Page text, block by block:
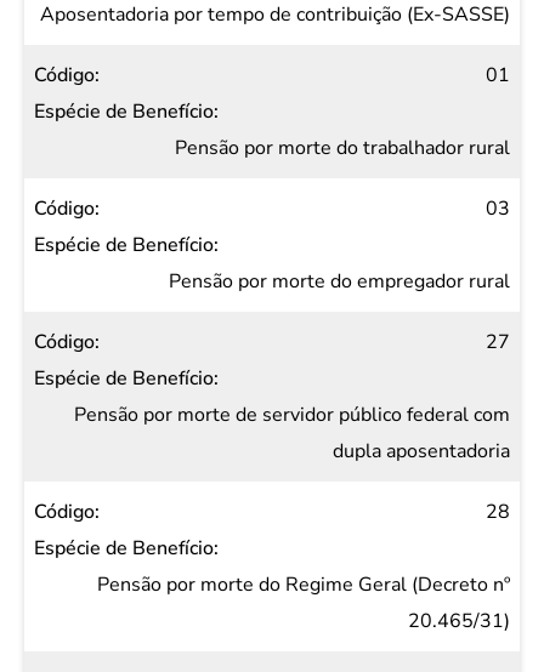
Aposentadoria por tempo de contribuição (Ex-SASSE)
01
Pensão por morte do trabalhador rural
03
Pensão por morte do empregador rural
27
Pensão por morte de servidor público federal com
dupla aposentadoria
28
Pensão por morte do Regime Geral (Decreto nº
20.465/31)